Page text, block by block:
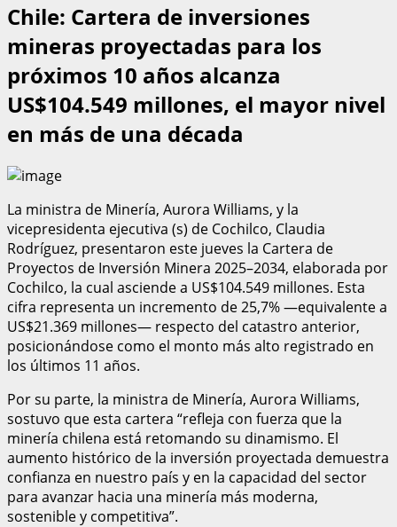
Chile: Cartera de inversiones
mineras proyectadas para los
próximos 10 años alcanza
US$104.549 millones, el mayor nivel
en más de una década
La ministra de Minería, Aurora Williams, y la
vicepresidenta ejecutiva (s) de Cochilco, Claudia
Rodríguez, presentaron este jueves la Cartera de
Proyectos de Inversión Minera 2025–2034, elaborada por
Cochilco, la cual asciende a US$104.549 millones. Esta
cifra representa un incremento de 25,7% —equivalente a
US$21.369 millones— respecto del catastro anterior,
posicionándose como el monto más alto registrado en
los últimos 11 años.
Por su parte, la ministra de Minería, Aurora Williams,
sostuvo que esta cartera “refleja con fuerza que la
minería chilena está retomando su dinamismo. El
aumento histórico de la inversión proyectada demuestra
confianza en nuestro país y en la capacidad del sector
para avanzar hacia una minería más moderna,
sostenible y competitiva”.